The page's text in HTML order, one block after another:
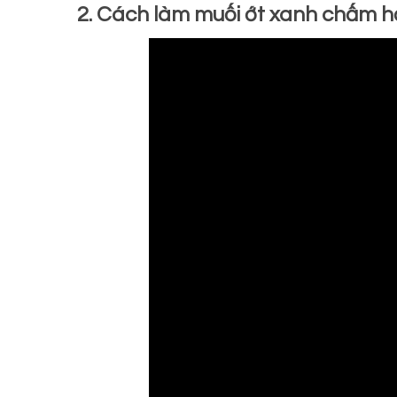
2. Cách làm muối ớt xanh chấm